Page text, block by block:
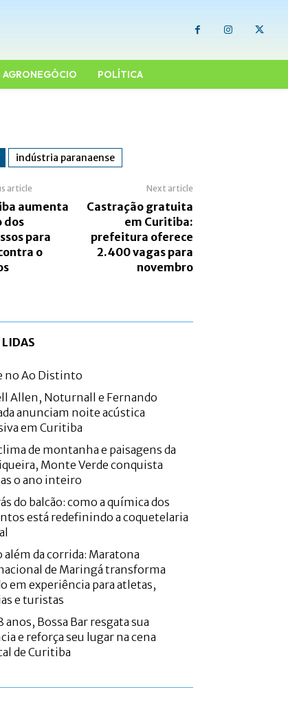
AGRONEGÓCIO POLÍTICA
indústria paranaense
article
aumenta
dos
para
o
Next article
Castração gratuita
em Curitiba:
prefeitura oferece
2.400 vagas para
novembro
no Ao Distinto
Allen, Noturnall e Fernando
anunciam noite acústica
em Curitiba
de montanha e paisagens da
Monte Verde conquista
o ano inteiro
do balcão: como a química dos
está redefinindo a coquetelaria
além da corrida: Maratona
de Maringá transforma
em experiência para atletas,
e turistas
anos, Bossa Bar resgata sua
e reforça seu lugar na cena
de Curitiba